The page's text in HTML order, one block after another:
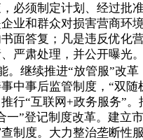
必须制定计划、经过批
业和群众对损害营商环
面答复；凡是违反优化
严肃处理，并公开曝光。
。继续推进“放管服”改
中事后监管制度，“双随
行“互联网+政务服务”
一”登记制度改革。建立
制度。大力整治垄断性